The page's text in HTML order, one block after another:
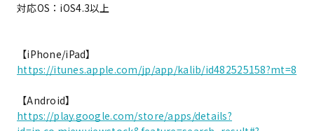
対応OS：iOS4.3以上
【iPhone/iPad】
https://itunes.apple.com/jp/app/kalib/id482525158?mt=8
【Android】
https://play.google.com/store/apps/details?